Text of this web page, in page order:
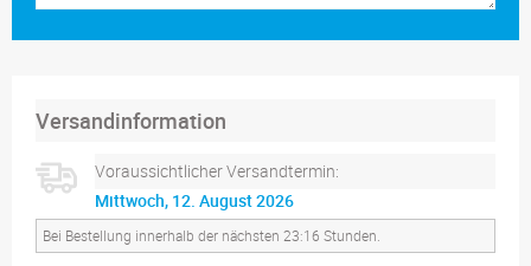
Versandinformation
Voraussichtlicher Versandtermin:
Mittwoch, 12. August 2026
Bei Bestellung innerhalb der nächsten 23:16 Stunden.